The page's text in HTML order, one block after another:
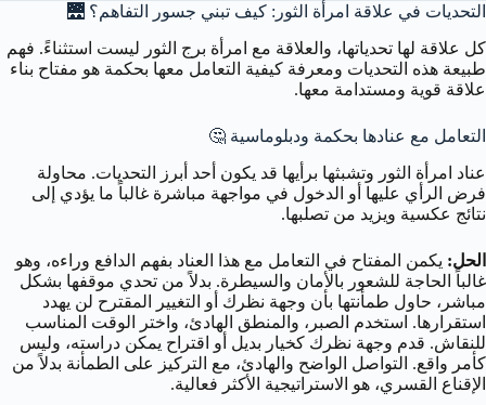
التحديات في علاقة امرأة الثور: كيف تبني جسور التفاهم؟ 🌉
كل علاقة لها تحدياتها، والعلاقة مع امرأة برج الثور ليست استثناءً. فهم
طبيعة هذه التحديات ومعرفة كيفية التعامل معها بحكمة هو مفتاح بناء
علاقة قوية ومستدامة معها.
التعامل مع عنادها بحكمة ودبلوماسية 🤔
عناد امرأة الثور وتشبثها برأيها قد يكون أحد أبرز التحديات. محاولة
فرض الرأي عليها أو الدخول في مواجهة مباشرة غالباً ما يؤدي إلى
نتائج عكسية ويزيد من تصلبها.
الحل: يكمن المفتاح في التعامل مع هذا العناد بفهم الدافع وراءه، وهو
غالباً الحاجة للشعور بالأمان والسيطرة. بدلاً من تحدي موقفها بشكل
مباشر، حاول طمأنتها بأن وجهة نظرك أو التغيير المقترح لن يهدد
استقرارها. استخدم الصبر، والمنطق الهادئ، واختر الوقت المناسب
للنقاش. قدم وجهة نظرك كخيار بديل أو اقتراح يمكن دراسته، وليس
كأمر واقع. التواصل الواضح والهادئ، مع التركيز على الطمأنة بدلاً من
الإقناع القسري، هو الاستراتيجية الأكثر فعالية.